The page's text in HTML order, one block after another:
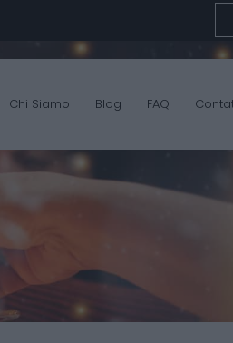
Chi Siamo Blog FAQ